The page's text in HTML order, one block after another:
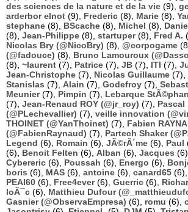
des sciences de la nature et de la vie (9),
arderbor elnot (9), Frederic (8), Marie (8),
stephane (8), BScache (8), Michel (8),
(8), Jean-Philippe (8), startuper(8), Fred A.
Nicolas Bry (@NicoBry) (8), @corpogame
(@fadouce) (8), Bruno Lamouroux
(8), ~laurent (7), Patrice (7), JB (7), ITI (7),
Jean-Christophe (7), Nicolas Guillaume (7),
Stanislas (7), Alain (7), Godefroy (7),
Meunier(7), Pimpin (7), Lebarque
(7), Jean-Renaud ROY (@jr_roy) (7), Pascal
(@PLechevallier) (7), veille innovation
THOINET (@YanThoinet) (7), Fabien
(@FabienRaynaud) (7), Partech Shaker
Legend (6), Romain (6), JÃ©rÃ´me (6), Paul
(6), Benoit Felten (6), Alban (6), Jacques (6),
Cybereric (6), Poussah (6), Energo (6),
boris (6), MAS (6), antoine (6), canard65 (6),
PEAI60 (6), Free4ever(6), Guerric (6),
loÃ¯c (6), Matthieu Dufour
Gasnier (@ObservaEmpresa) (6), romu (6),